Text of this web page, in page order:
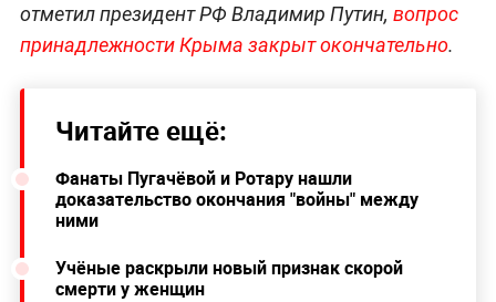
отметил президент РФ Владимир Путин, вопрос
принадлежности Крыма закрыт окончательно.
Читайте ещё:
Фанаты Пугачёвой и Ротару нашли
доказательство окончания "войны" между
ними
Учёные раскрыли новый признак скорой
смерти у женщин